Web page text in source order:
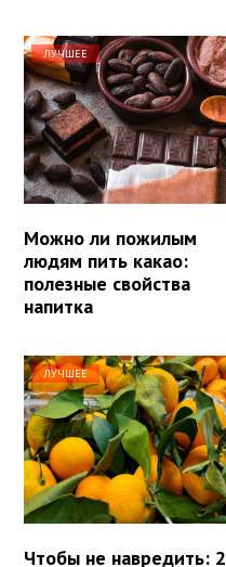
ЛУЧШЕЕ
Можно ли пожилым
людям пить какао:
полезные свойства
напитка
ЛУЧШЕЕ
Чтобы не навредить: 2